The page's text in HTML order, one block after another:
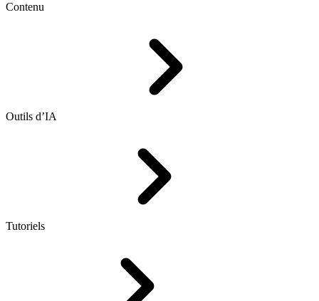
Contenu
Outils d’IA
Tutoriels